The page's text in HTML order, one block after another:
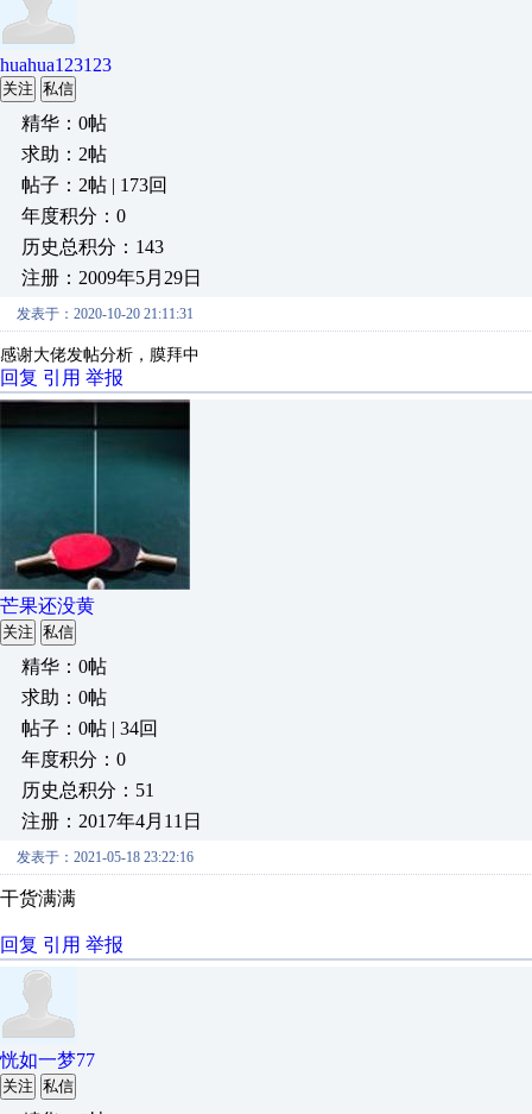
huahua123123
关注 私信
精华：0帖
求助：2帖
帖子：2帖 | 173回
年度积分：0
历史总积分：143
注册：2009年5月29日
发表于：2020-10-20 21:11:31
感谢大佬发帖分析，膜拜中
回复 引用 举报
芒果还没黄
关注 私信
精华：0帖
求助：0帖
帖子：0帖 | 34回
年度积分：0
历史总积分：51
注册：2017年4月11日
发表于：2021-05-18 23:22:16
干货满满
回复 引用 举报
恍如一梦77
关注 私信